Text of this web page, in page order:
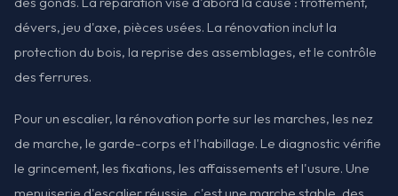
dévers, jeu d'axe, pièces usées. La rénovation inclut la
protection du bois, la reprise des assemblages, et le contrôle
des ferrures.
Pour un escalier, la rénovation porte sur les marches, les nez
de marche, le garde-corps et l'habillage. Le diagnostic vérifie
le grincement, les fixations, les affaissements et l'usure. Une